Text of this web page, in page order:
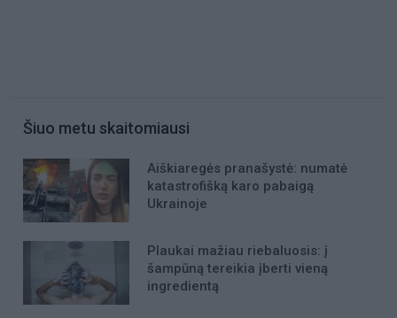
Šiuo metu skaitomiausi
Aiškiaregės pranašystė: numatė
katastrofišką karo pabaigą
Ukrainoje
Plaukai mažiau riebaluosis: į
šampūną tereikia įberti vieną
ingredientą